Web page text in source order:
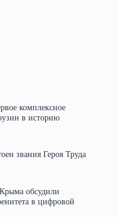
комплексное
в историю
звания Героя Труда
обсудили
в цифровой